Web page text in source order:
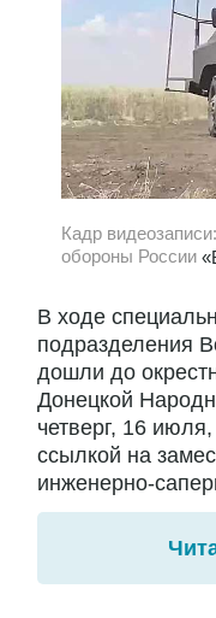
Кадр
обороны России
В ходе
подразделения
дошли до
Донецкой
четверг, 16
ссылкой на
инженерно-